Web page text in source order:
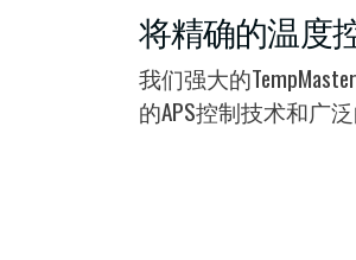
将精确的温度
我们强大的
的APS控制技术和广